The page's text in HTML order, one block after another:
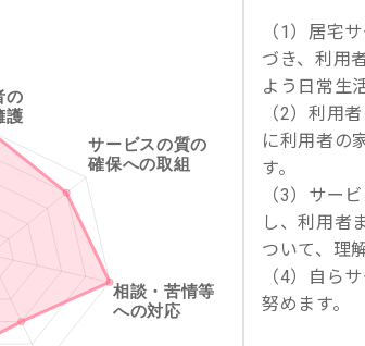
（1）居宅
づき、利用
よう日常生
（2）利用
に利用者の
す。
（3）サー
し、利用者
ついて、理
（4）自ら
努めます。